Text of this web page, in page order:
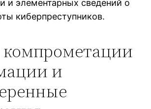
и элементарных сведений о
киберпреступников.
и